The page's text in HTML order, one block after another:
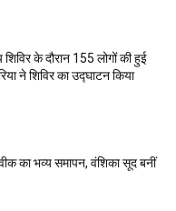
के दौरान 155 लोगों की हुई
ने शिविर का उद्घाटन किया
का भव्य समापन, वंशिका सूद बनीं